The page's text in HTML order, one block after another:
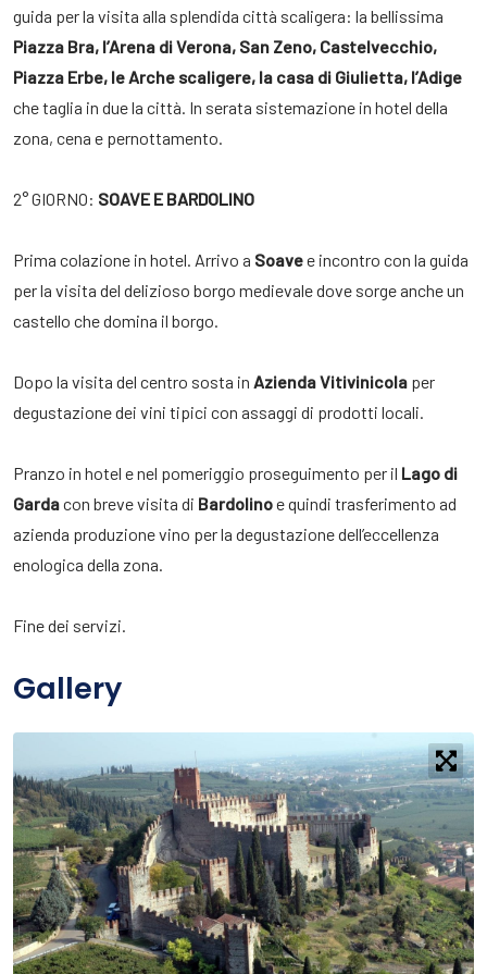
guida per la visita alla splendida città scaligera: la bellissima
Piazza Bra, l’Arena di Verona, San Zeno, Castelvecchio,
Piazza Erbe, le Arche scaligere, la casa di Giulietta, l’Adige
che taglia in due la città. In serata sistemazione in hotel della
zona, cena e pernottamento.
2° GIORNO: SOAVE E BARDOLINO
Prima colazione in hotel. Arrivo a Soavee incontro con la guida
per la visita del delizioso borgo medievale dove sorge anche un
castello che domina il borgo.
Dopo la visita del centro sosta in Azienda Vitivinicola per
degustazione dei vini tipici con assaggi di prodotti locali.
Pranzo in hotel e nel pomeriggio proseguimento per il Lago di
Gardacon breve visita di Bardolinoe quindi trasferimento ad
azienda produzione vino per la degustazione dell’eccellenza
enologica della zona.
Fine dei servizi.
Gallery